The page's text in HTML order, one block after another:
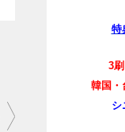
特
3
韓国・
シ